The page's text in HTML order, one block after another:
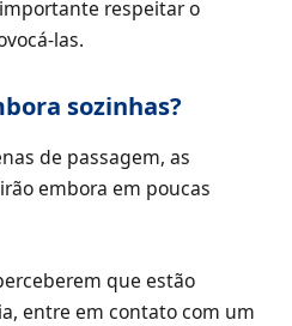
respeitar o
las.
sozinhas?
de passagem, as
embora em poucas
que estão
entre em contato com um